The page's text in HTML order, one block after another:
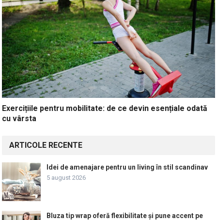
Exercițiile pentru mobilitate: de ce devin esențiale odată
cu vârsta
ARTICOLE RECENTE
Idei de amenajare pentru un living în stil scandinav
5 august 2026
Bluza tip wrap oferă flexibilitate și pune accent pe